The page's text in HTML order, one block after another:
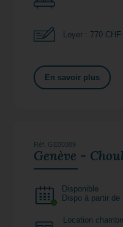
Loyer : 770 CHF
En savoir plus
Réf. GE00389
Genève -
Disponible
Dispo à partir de
Location